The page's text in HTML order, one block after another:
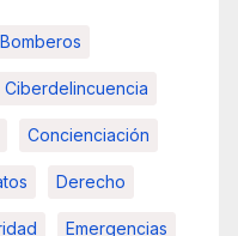
Bomberos
Ciberdelincuencia
Concienciación
Derecho
Emergencias